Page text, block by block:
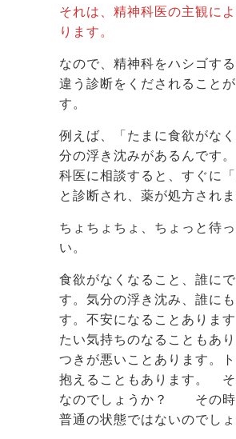
それは、精神科医の主観に
ります。
なので、精神科をハシゴする
違う診断をくだされることが
す。
例えば、「たまに食欲がな
分の浮き沈みがあるんです
科医に相談すると、すぐに「
と診断され、薬が処方されま
ちょちょちょ、ちょっと待
い。
食欲がなくなること、誰に
す。気分の浮き沈み、誰にも
す。不安になることありま
たい気持ちのなることもあ
つきが悪いことあります。
抱えることもあります。
なのでしょうか？ その時
普通の状態ではないのでしょ